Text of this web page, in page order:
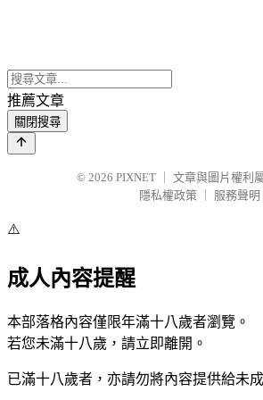
推薦文章
關閉搜尋
© 2026 PIXNET
文章與圖片權利
隱私權政策
服務聲明
⚠️
成人內容提醒
本部落格內容僅限年滿十八歲者瀏覽。
若您未滿十八歲，請立即離開。
已滿十八歲者，亦請勿將內容提供給未